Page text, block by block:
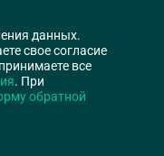
данных.
свое согласие
все
. При
обратной